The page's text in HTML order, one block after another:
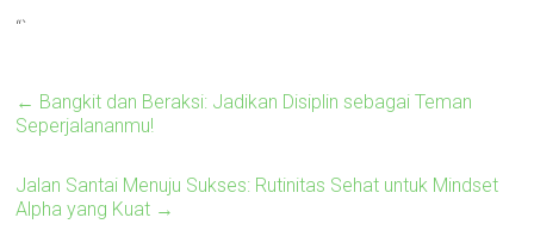
“`
← Bangkit dan Beraksi: Jadikan Disiplin sebagai Teman
Seperjalananmu!
Jalan Santai Menuju Sukses: Rutinitas Sehat untuk Mindset
Alpha yang Kuat →